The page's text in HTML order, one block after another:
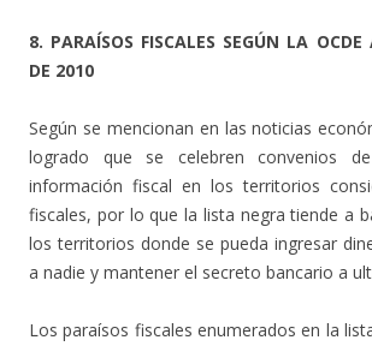
8. PARAÍSOS FISCALES SEGÚN LA
DE 2010
Según se mencionan en las noticias
logrado que se celebren convenios
información fiscal en los territorios
fiscales, por lo que la lista negra tiende a
los territorios donde se pueda ingresar
a nadie y mantener el secreto bancario a
Los paraísos fiscales enumerados en la